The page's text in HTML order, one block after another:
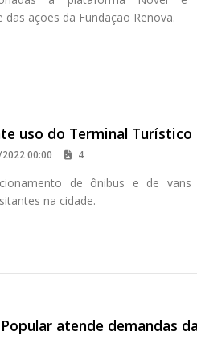
ações da Fundação Renova.
uso do Terminal Turístico
00:00 4
de ônibus e de vans
na cidade.
atende demandas da